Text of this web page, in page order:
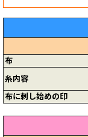
布
糸内容
布に刺し始めの印